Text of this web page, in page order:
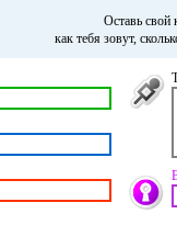
Оставь свой
как тебя зовут,